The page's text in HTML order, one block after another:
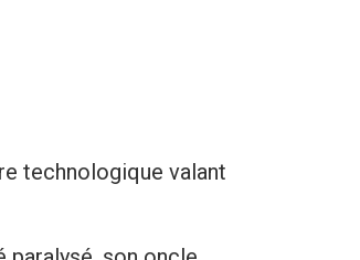
technologique valant